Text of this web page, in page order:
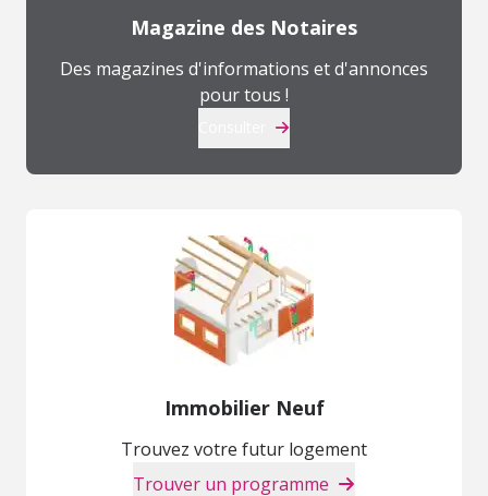
Magazine des Notaires
Des magazines d'informations et d'annonces
pour tous !
Immobilier Neuf
Trouvez votre futur logement
Trouver un programme